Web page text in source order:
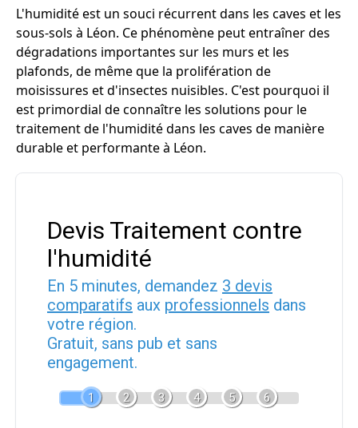
L'humidité est un souci récurrent dans les caves et les
sous-sols à Léon. Ce phénomène peut entraîner des
dégradations importantes sur les murs et les
plafonds, de même que la prolifération de
moisissures et d'insectes nuisibles. C'est pourquoi il
est primordial de connaître les solutions pour le
traitement de l'humidité dans les caves de manière
durable et performante à Léon.
Devis Traitement contre
l'humidité
En 5 minutes, demandez 3 devis
comparatifs aux professionnels dans
votre région.
Gratuit, sans pub et sans
engagement.
1 2 3 4 5 6